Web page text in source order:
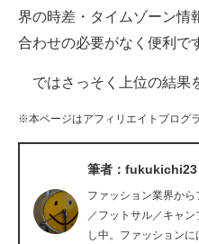
好きが集まる 比べて選べる
経営リーダーのコミュニティ
マーケ×ITの今がよく分かる
界の時差・タイムゾーン情
合わせの必要がなく便利で
ではさっそく上位の結果
※本ページはアフィリエイトプログ
筆者：fukukichi23
ファッション業界か
／フットサル／キャ
し中。ファッション